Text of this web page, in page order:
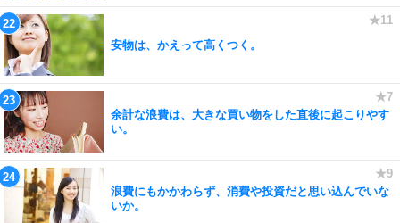
安物は、かえって高くつく。
余計な浪費は、大きな買い物をした直後に起こりやす
い。
浪費にもかかわらず、消費や投資だと思い込んでいな
いか。